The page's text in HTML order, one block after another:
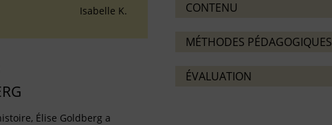
Isabelle K.
Élise Goldberg a
CONTENU
MÉTHODES PÉDAGOGIQUES
ÉVALUATION